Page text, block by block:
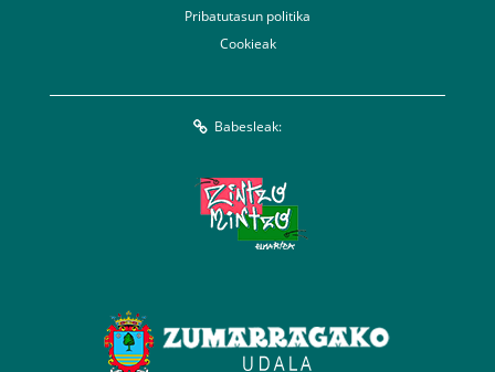
Pribatutasun politika
Cookieak
Babesleak: